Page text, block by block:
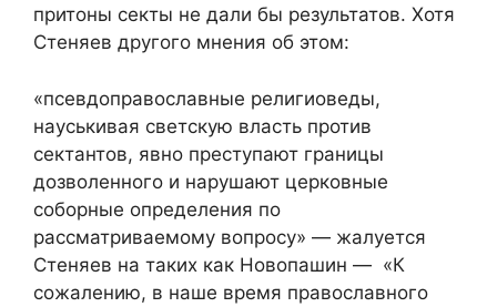
притоны секты не дали бы результатов. Хотя
Стеняев другого мнения об этом:
«псевдоправославные религиоведы,
науськивая светскую власть против
сектантов, явно преступают границы
дозволенного и нарушают церковные
соборные определения по
рассматриваемому вопросу» — жалуется
Стеняев на таких как Новопашин — «К
сожалению, в наше время православного